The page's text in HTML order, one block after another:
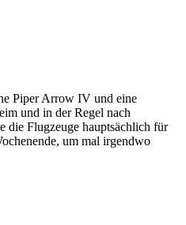
Piper Arrow IV und eine
und in der Regel nach
die Flugzeuge hauptsächlich für
um mal irgendwo